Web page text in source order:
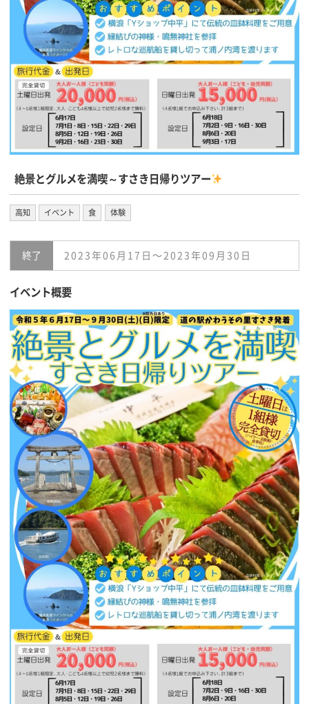
絶景とグルメを満喫～すさき日帰りツアー
高知 イベント 食 体験
終了 2023年06月17日〜2023年09月30日
イベント概要